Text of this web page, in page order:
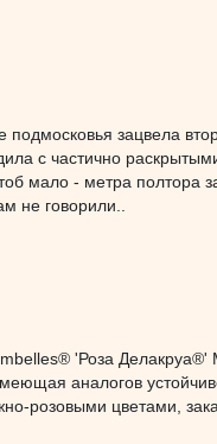
зацвела
с частично
мало - метра полтора
не говорили..
'Роза
аналогов
розовыми цветами,